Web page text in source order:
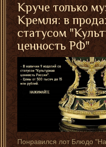
Круче только
Кремля: в
статусом
ценность РФ"
Понравился лот Блюдо